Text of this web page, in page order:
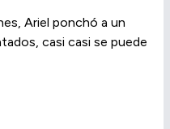
Ariel ponchó a un
casi casi se puede